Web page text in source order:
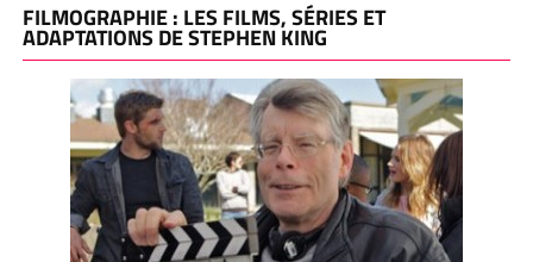
FILMOGRAPHIE : LES FILMS, SÉRIES ET
ADAPTATIONS DE STEPHEN KING